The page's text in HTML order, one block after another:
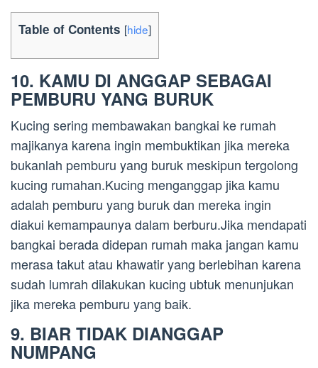
Table of Contents [hide]
10. KAMU DI ANGGAP SEBAGAI
PEMBURU YANG BURUK
Kucing sering membawakan bangkai ke rumah
majikanya karena ingin membuktikan jika mereka
bukanlah pemburu yang buruk meskipun tergolong
kucing rumahan.Kucing menganggap jika kamu
adalah pemburu yang buruk dan mereka ingin
diakui kemampaunya dalam berburu.Jika mendapati
bangkai berada didepan rumah maka jangan kamu
merasa takut atau khawatir yang berlebihan karena
sudah lumrah dilakukan kucing ubtuk menunjukan
jika mereka pemburu yang baik.
9. BIAR TIDAK DIANGGAP
NUMPANG